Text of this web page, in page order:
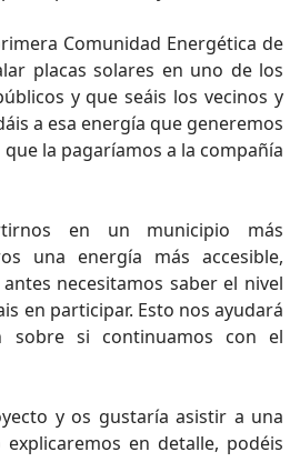
Comunidad Energética de
placas solares en uno de los
y que seáis los vecinos y
a esa energía que generemos
la pagaríamos a la compañía
en un municipio más
una energía más accesible,
necesitamos saber el nivel
en participar. Esto nos ayudará
sobre si continuamos con el
y os gustaría asistir a una
en detalle, podéis